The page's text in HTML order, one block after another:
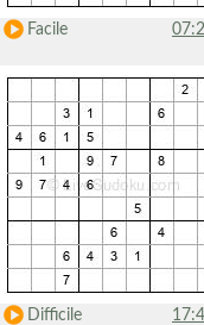
Facile
Difficile